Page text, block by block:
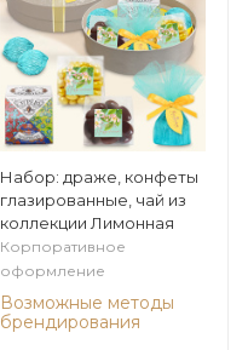
Набор: драже, конфеты
глазированные, чай из
коллекции Лимонная
Корпоративное
оформление
Возможные методы
брендирования